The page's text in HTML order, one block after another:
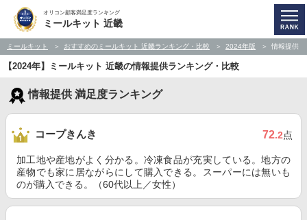
オリコン顧客満足度ランキング
ミールキット 近畿
ミールキット おすすめのミールキット 近畿ランキング・比較 2024年版 情報提供
【2024年】ミールキット 近畿の情報提供ランキング・比較
情報提供 満足度ランキング
コープきんき 72.2点
加工地や産地がよく分かる。冷凍食品が充実している。地方の
産物でも家に居ながらにして購入できる。スーパーには無いも
のが購入できる。（60代以上／女性）